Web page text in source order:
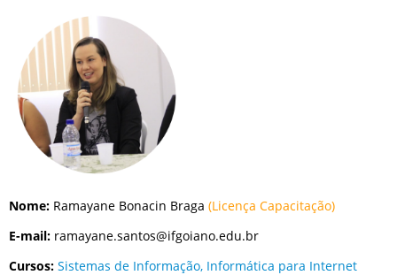
Nome: Ramayane Bonacin Braga (Licença Capacitação)
E-mail: ramayane.santos@ifgoiano.edu.br
Cursos: Sistemas de Informação, Informática para Internet